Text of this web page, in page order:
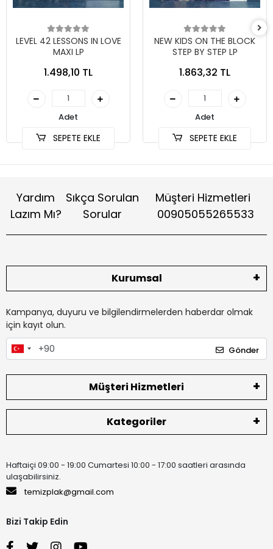
LEVEL 42 LESSONS IN LOVE
MAXI LP
1.498,10 TL
Adet
SEPETE EKLE
NEW KIDS ON THE BLOCK
STEP BY STEP LP
1.863,32 TL
Adet
SEPETE EKLE
Yardım
Lazım Mı?
Sıkça Sorulan
Sorular
Müşteri Hizmetleri
00905055265533
Kurumsal
Kampanya, duyuru ve bilgilendirmelerden haberdar olmak
için kayıt olun.
Gönder
Müşteri Hizmetleri
Kategoriler
Haftaiçi 09:00 - 19:00 Cumartesi 10:00 - 17:00 saatleri arasında
ulaşabilirsiniz.
temizplak@gmail.com
Bizi Takip Edin